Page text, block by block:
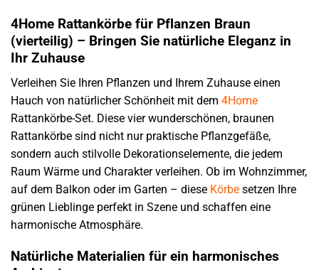
4Home Rattankörbe für Pflanzen Braun
(vierteilig) – Bringen Sie natürliche Eleganz in
Ihr Zuhause
Verleihen Sie Ihren Pflanzen und Ihrem Zuhause einen
Hauch von natürlicher Schönheit mit dem 4Home
Rattankörbe-Set. Diese vier wunderschönen, braunen
Rattankörbe sind nicht nur praktische Pflanzgefäße,
sondern auch stilvolle Dekorationselemente, die jedem
Raum Wärme und Charakter verleihen. Ob im Wohnzimmer,
auf dem Balkon oder im Garten – diese Körbe setzen Ihre
grünen Lieblinge perfekt in Szene und schaffen eine
harmonische Atmosphäre.
Natürliche Materialien für ein harmonisches